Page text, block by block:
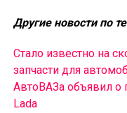
Другие новости по
Стало известно на
запчасти для
АвтоВАЗа объявил
Lada